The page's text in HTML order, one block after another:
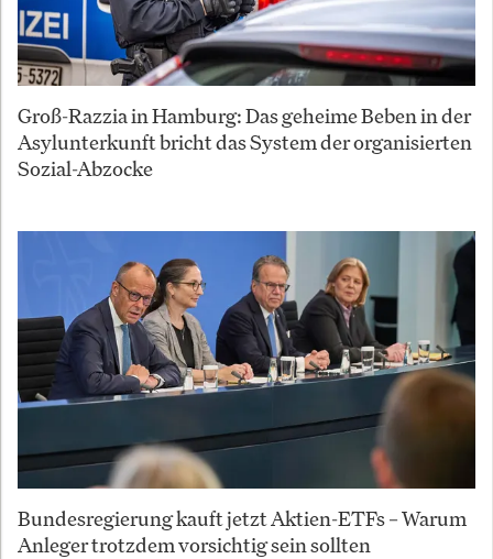
Groß-Razzia in Hamburg: Das geheime Beben in der
Asylunterkunft bricht das System der organisierten
Sozial-Abzocke
Bundesregierung kauft jetzt Aktien-ETFs – Warum
Anleger trotzdem vorsichtig sein sollten